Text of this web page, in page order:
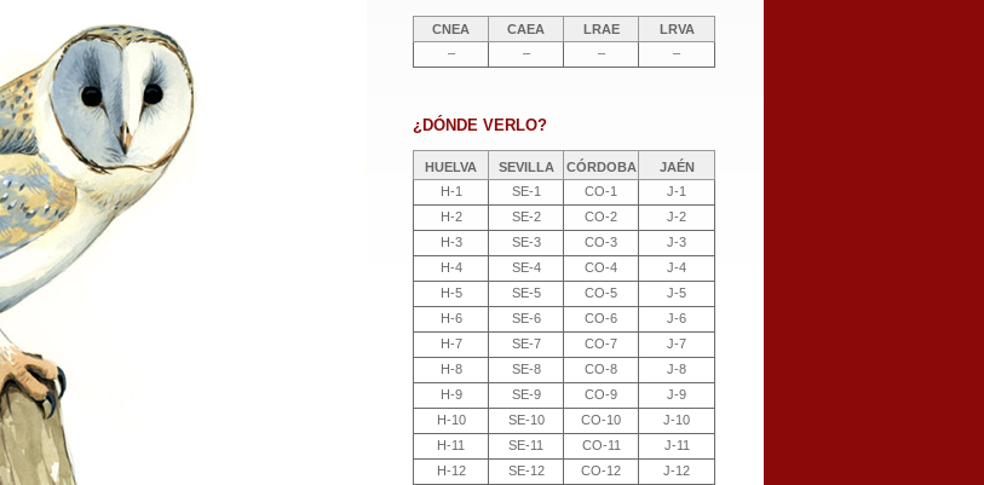
CNEA CAEA LRAE
LRVA
–
– – –
¿DÓNDE VERLO?
HUELVA SEVILLA CÓRDOBA
JAÉN
H-1
SE-1 CO-1
J-1
H-2
SE-2 CO-2
J-2
H-3
SE-3 CO-3
J-3
H-4
SE-4 CO-4
J-4
H-5
SE-5 CO-5
J-5
H-6
SE-6 CO-6
J-6
H-7
SE-7 CO-7
J-7
H-8
SE-8 CO-8
J-8
H-9
SE-9 CO-9
J-9
H-10
SE-10 CO-10
J-10
H-11
SE-11 CO-11
J-11
H-12
SE-12 CO-12
J-12